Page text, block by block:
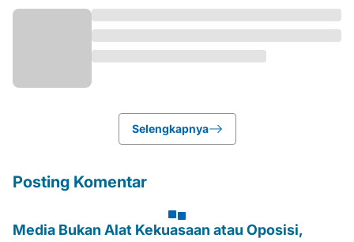
Selengkapnya
Posting Komentar
Media Bukan Alat Kekuasaan atau Oposisi,